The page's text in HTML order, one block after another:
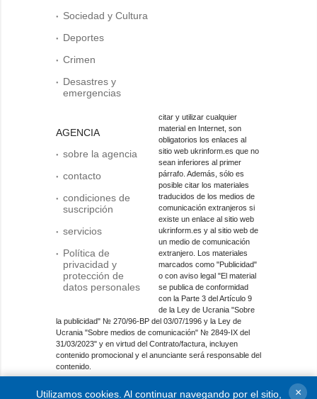
Sociedad y Cultura
Deportes
Crimen
Desastres y
emergencias
AGENCIA
sobre la agencia
contacto
condiciones de
suscripción
servicios
Política de
privacidad y
protección de
datos personales
citar y utilizar cualquier
material en Internet, son
obligatorios los enlaces al
sitio web ukrinform.es que no
sean inferiores al primer
párrafo. Además, sólo es
posible citar los materiales
traducidos de los medios de
comunicación extranjeros si
existe un enlace al sitio web
ukrinform.es y al sitio web de
un medio de comunicación
extranjero. Los materiales
marcados como "Publicidad"
o con aviso legal "El material
se publica de conformidad
con la Parte 3 del Artículo 9
de la Ley de Ucrania "Sobre
la publicidad" № 270/96-ВР del 03/07/1996 y la Ley de
Ucrania "Sobre medios de comunicación" № 2849-IX del
31/03/2023" y en virtud del Contrato/factura, incluyen
contenido promocional y el anunciante será responsable del
contenido.
Entidad de medios en línea; identificador de medios: R40-
Utilizamos cookies. Al continuar navegando por el sitio, ×